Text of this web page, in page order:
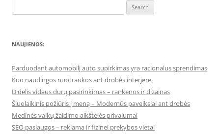
for:
NAUJIENOS:
Parduodant automobilį auto supirkimas yra racionalus sprendimas
Kuo naudingos nuotraukos ant drobės interjere
Didelis vidaus durų pasirinkimas – rankenos ir dizainas
Šiuolaikinis požiūris į meną – Modernūs paveikslai ant drobės
Medinės vaikų žaidimo aikštelės privalumai
SEO paslaugos – reklama ir fizinei prekybos vietai